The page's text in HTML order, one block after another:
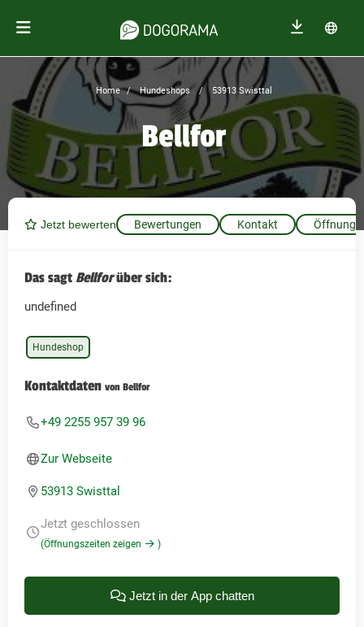
Home Hundeshops 53913 Swisttal
Bellfor
Jetzt bewerten Bewertungen Kontakt
Das sagt Bellforüber sich:
undefined
Hundeshop
Kontaktdaten von Bellfor
+49 2255 957 39 96
Zur Webseite
53913 Swisttal
Jetzt geschlossen
(Öffnungszeiten zeigen )
Jetzt in der App chatten